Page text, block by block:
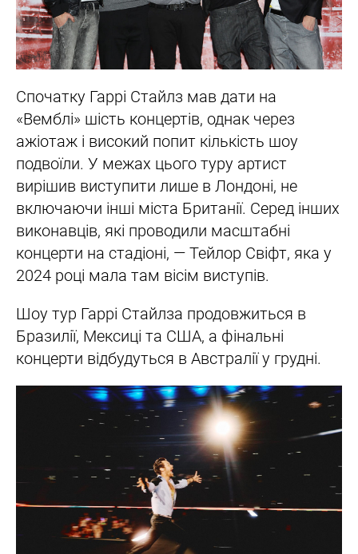
Спочатку Гаррі Стайлз мав дати на
«Вемблі» шість концертів, однак через
ажіотаж і високий попит кількість шоу
подвоїли. У межах цього туру артист
вирішив виступити лише в Лондоні, не
включаючи інші міста Британії. Серед інших
виконавців, які проводили масштабні
концерти на стадіоні, — Тейлор Свіфт, яка у
2024 році мала там вісім виступів.
Шоу тур Гаррі Стайлза продовжиться в
Бразилії, Мексиці та США, а фінальні
концерти відбудуться в Австралії у грудні.